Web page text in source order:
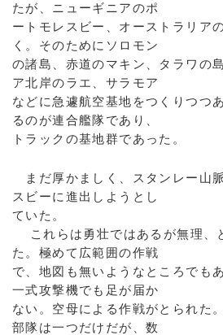
たが、ニューギニアのポ
ートモレスビー、オーストラリア
く。そのためにソロモン
の諸島、赤道のマキン、タラワの
ア北岸のラエ、サラモア
などに急遽航空基地をつくりつつ
るのが連合艦隊であり、
トラックの基地群であった。
まだ厚かましく、スタンレー山
スビーに進出しようとし
ていた。
これらは勇壮ではあるが無理、
た。極めて広範囲の作戦
で、地図も無いようなところでも
一式攻撃機でも足が届か
ない。空母による作戦がとられた
部隊は一つだけだが、数